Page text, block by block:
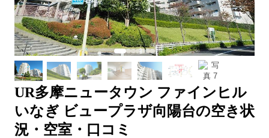
UR多摩ニュータウン ファインヒル
いなぎ ビュープラザ向陽台の空き状
況・空室・口コミ